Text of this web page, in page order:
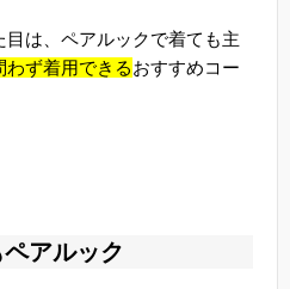
は、ペアルックで着ても主
わず着用できるおすすめコー
アルック